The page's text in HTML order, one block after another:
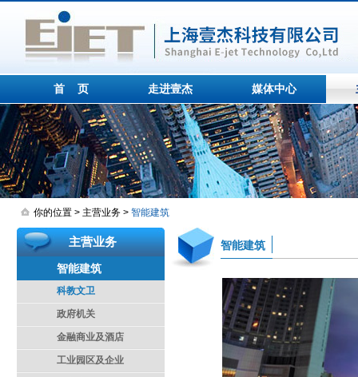
首 页 走进壹杰 媒体中心
你的位置 > 主营业务 > 智能建筑
主营业务
智能建筑
科教文卫
政府机关
金融商业及酒店
工业园区及企业
智能建筑